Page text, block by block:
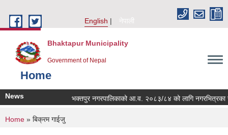
English
नेपाली
Bhaktapur Municipality
Government of Nepal
Home
News भक्तपुर नगरपालिकाको आ.व. २०८३/८४ को लागि नगरभित्रका
You are here
Home » बिक्रम गाईजु